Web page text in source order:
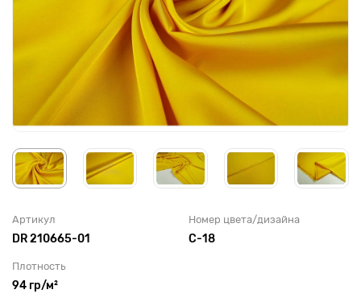
Артикул
DR 210665-01
Номер цвета/дизайна
С-18
Плотность
94 гр/м²